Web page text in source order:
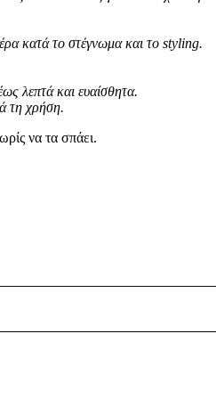
κατά το στέγνωμα και το styling.
λεπτά και ευαίσθητα.
τη χρήση.
να τα σπάει.